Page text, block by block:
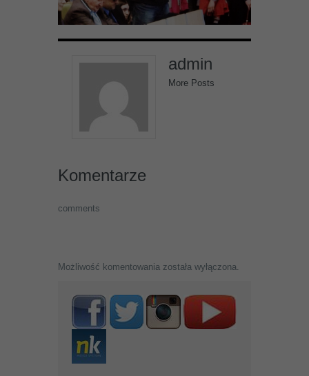
admin
More Posts
Komentarze
comments
Możliwość komentowania została wyłączona.